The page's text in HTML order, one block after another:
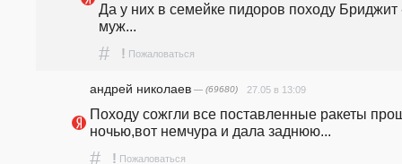
Да у них в семейке пидоров походу Бриджит
муж...
# ! Пожаловаться
андpeй николаев — (69680) 27.05 в 13:09
Походу сожгли все поставленные ракеты
ночью,вот немчура и дала заднюю...
# ! Пожаловаться